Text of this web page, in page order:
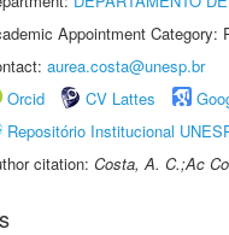
Appointment Category:
aurea.costa@unesp.br
Orcid
CV Lattes
Repositório Institucional
citation: Costa, A. C.;Ac